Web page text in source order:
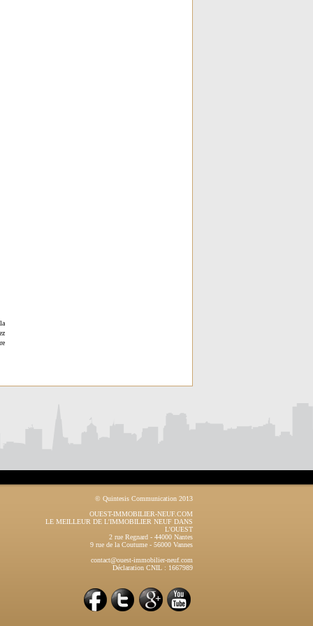
© Quintesis Communication 2013
OUEST-IMMOBILIER-NEUF.COM
LE MEILLEUR DE L'IMMOBILIER NEUF DANS
L'OUEST
2 rue Regnard - 44000 Nantes
9 rue de la Coutume - 56000 Vannes
contact@ouest-immobilier-neuf.com
Déclaration CNIL : 1667989